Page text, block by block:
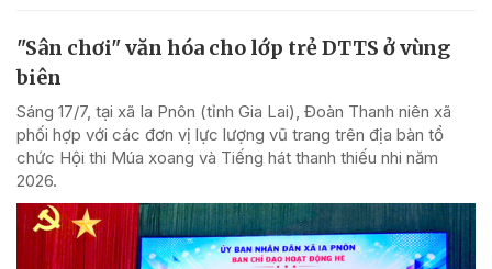
"Sân chơi" văn hóa cho lớp trẻ DTTS ở vùng
biên
Sáng 17/7, tại xã Ia Pnôn (tỉnh Gia Lai), Đoàn Thanh niên xã
phối hợp với các đơn vị lực lượng vũ trang trên địa bàn tổ
chức Hội thi Múa xoang và Tiếng hát thanh thiếu nhi năm
2026.